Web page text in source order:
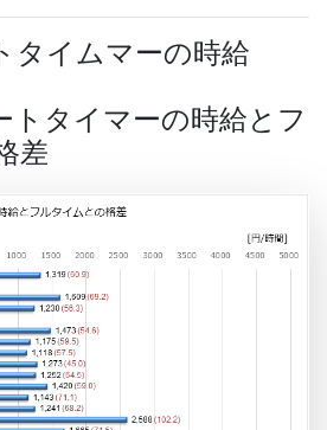
タイムマーの時給
トタイマーの時給とフ
差